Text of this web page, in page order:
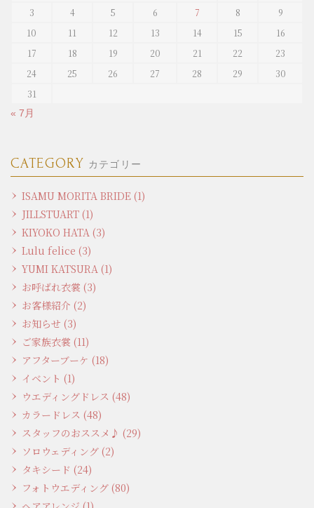
3
4 5 6 7 8
9
10
11 12 13 14 15
16
17
18 19 20 21 22
23
24
25 26 27 28 29
30
31
« 7月
CATEGORY カテゴリー
ISAMU MORITA BRIDE (1)
JILLSTUART (1)
KIYOKO HATA (3)
Lulu felice (3)
YUMI KATSURA (1)
お呼ばれ衣裳 (3)
お客様紹介 (2)
お知らせ (3)
ご家族衣裳 (11)
アフターブーケ (18)
イベント (1)
ウエディングドレス (48)
カラードレス (48)
スタッフのおススメ♪ (29)
ソロウェディング (2)
タキシード (24)
フォトウエディング (80)